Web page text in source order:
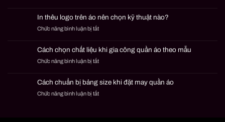
công
mẫu
may
gì?
Cách
nhỏ
In thêu logo trên áo nên chọn kỹ thuật nào?
Chức năng bình luận bị tắt
logo
nên
Cách chọn chất liệu khi gia công quần áo theo mẫu
Chức năng bình luận bị tắt
chất
Cách chuẩn bị bảng size khi đặt may quần áo
Chức năng bình luận bị tắt